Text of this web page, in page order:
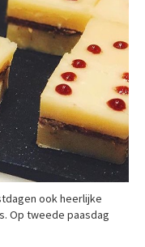
ook heerlijke
Op tweede paasdag